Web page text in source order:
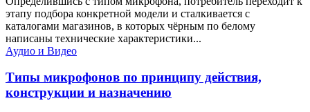
этапу подбора конкретной модели и сталкивается с
каталогами магазинов, в которых чёрным по белому
написаны технические характеристики...
Аудио и Видео
Типы микрофонов по принципу действия,
конструкции и назначению